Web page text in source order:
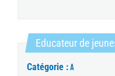
Educateur de
Catégorie :A